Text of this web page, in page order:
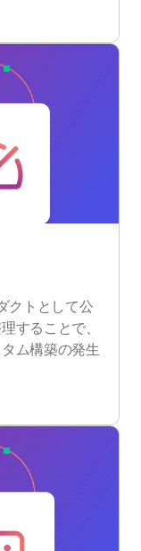
クトとして公
することで、
ム構築の発生